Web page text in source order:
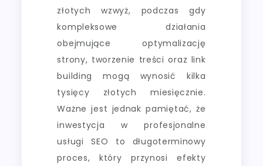
złotych wzwyż, podczas gdy
kompleksowe działania
obejmujące optymalizację
strony, tworzenie treści oraz link
building mogą wynosić kilka
tysięcy złotych miesięcznie.
Ważne jest jednak pamiętać, że
inwestycja w profesjonalne
usługi SEO to długoterminowy
proces, który przynosi efekty